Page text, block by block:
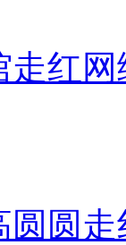
走红网
圆圆走